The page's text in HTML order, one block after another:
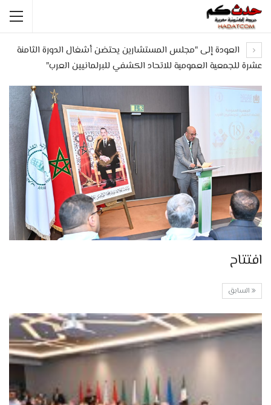
العودة إلى "مجلس المستشارين يحتضن أشغال الدورة الثامنة
عشرة للجمعية العمومية للاتحاد الكشفي للبرلمانيين العرب"
افتتاح
السابق